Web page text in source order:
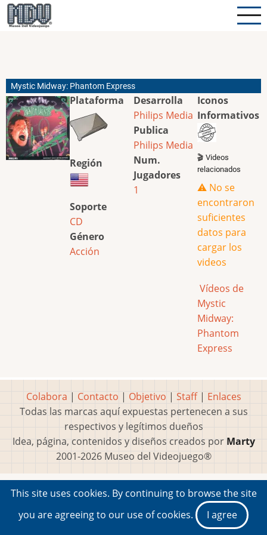
Pasar
al
Mystic Midway: Phantom Express
Plataforma
Región
Soporte
CD
Género
Acción
Desarrolla
Philips Media
Publica
Philips Media
Num.
Jugadores
1
Iconos
Informativos
🎬 Videos
relacionados
⚠️ No se
encontraron
suficientes
datos para
cargar los
videos
Vídeos de
Mystic
Midway:
Phantom
Express
Colabora | Contacto | Objetivo | Staff| Enlaces
Todas las marcas aquí expuestas pertenecen a sus
respectivos y legítimos dueños
Idea, página, contenidos y diseños creados por Marty
2001-2026 Museo del Videojuego®
This site uses cookies. By continuing to browse the site
you are agreeing to our use of cookies.
I agree